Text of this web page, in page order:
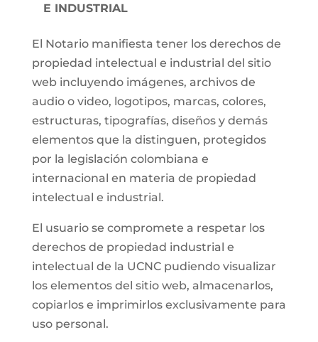
E INDUSTRIAL
El Notario manifiesta tener los derechos de
propiedad intelectual e industrial del sitio
web incluyendo imágenes, archivos de
audio o video, logotipos, marcas, colores,
estructuras, tipografías, diseños y demás
elementos que la distinguen, protegidos
por la legislación colombiana e
internacional en materia de propiedad
intelectual e industrial.
El usuario se compromete a respetar los
derechos de propiedad industrial e
intelectual de la UCNC pudiendo visualizar
los elementos del sitio web, almacenarlos,
copiarlos e imprimirlos exclusivamente para
uso personal.